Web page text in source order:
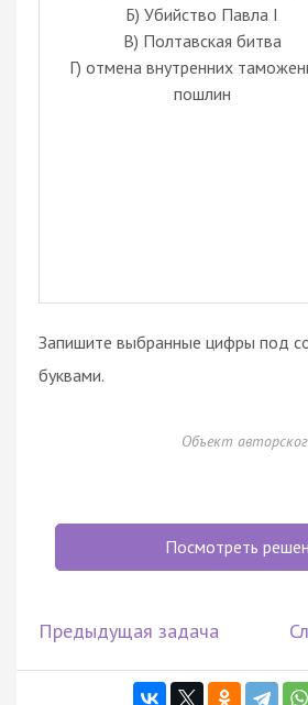
Б) Убийство Павла I
В) Полтавская битва
Г) отмена внутренних
пошлин
Запишите выбранные цифры под
буквами.
Объект
Посмотреть
Предыдущая задача